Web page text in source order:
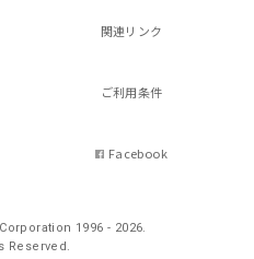
関連リンク
ご利用条件
Facebook
1996 - 2026.
Reserved.